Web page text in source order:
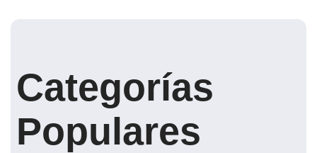
Categorías
Populares